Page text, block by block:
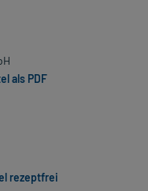
als PDF
rezeptfrei